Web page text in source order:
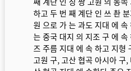
하고 두 번 째 계단 인 쓰 촨
원 으로 가 는 과도 지대 에 속
는 중국 대지 의 지조 구 에 속
즈 주름 지대 에 속 하고 지형
고원 구, 고산 협곡 아시아 구,